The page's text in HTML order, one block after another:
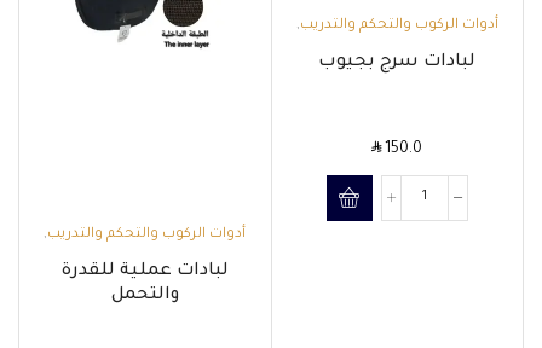
أدوات الركوب والتحكم والتدريب,
لبادات سرج بجيوب
SAR150.0
أدوات الركوب والتحكم والتدريب,
لبادات عملية للقدرة
والتحمل